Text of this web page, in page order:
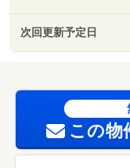
次回更新予定日
この物